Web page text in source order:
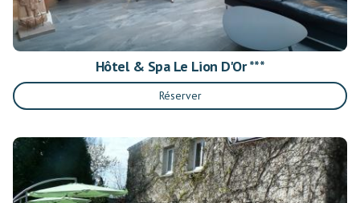
Hôtel & Spa Le Lion D'Or ***
Réserver